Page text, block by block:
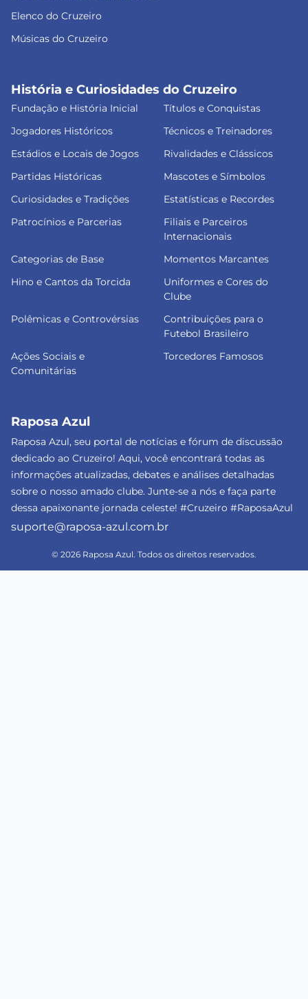
Elenco do Cruzeiro
Músicas do Cruzeiro
História e Curiosidades do Cruzeiro
Fundação e História Inicial
Títulos e Conquistas
Jogadores Históricos
Técnicos e Treinadores
Estádios e Locais de Jogos
Rivalidades e Clássicos
Partidas Históricas
Mascotes e Símbolos
Curiosidades e Tradições
Estatísticas e Recordes
Patrocínios e Parcerias
Filiais e Parceiros
Internacionais
Categorias de Base
Momentos Marcantes
Hino e Cantos da Torcida
Uniformes e Cores do
Clube
Polêmicas e Controvérsias
Contribuições para o
Futebol Brasileiro
Ações Sociais e
Comunitárias
Torcedores Famosos
Raposa Azul
Raposa Azul, seu portal de notícias e fórum de discussão
dedicado ao Cruzeiro! Aqui, você encontrará todas as
informações atualizadas, debates e análises detalhadas
sobre o nosso amado clube. Junte-se a nós e faça parte
dessa apaixonante jornada celeste! #Cruzeiro #RaposaAzul
suporte@raposa-azul.com.br
© 2026 Raposa Azul. Todos os direitos reservados.